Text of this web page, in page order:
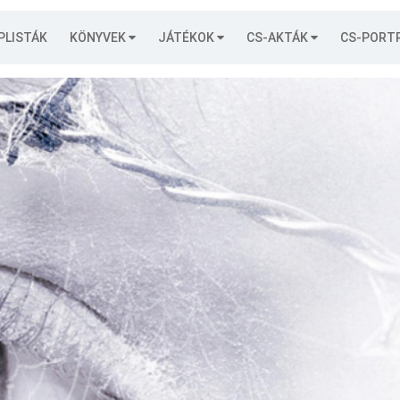
KÖNYVEK JÁTÉKOK CS-AKTÁK CS-